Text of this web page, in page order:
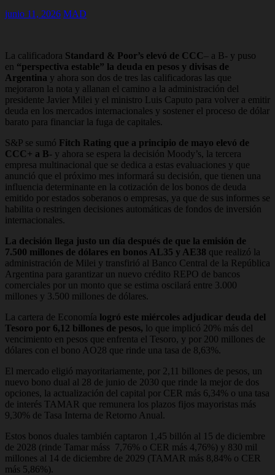
junio 11, 2026 MAD
La calificadora Standard & Poor’s elevó de CCC– a B- y puso
en “perspectiva estable” la deuda en pesos y divisas de
Argentina y ahora son dos de tres las calificadoras las que
mejoraron la nota y allanan el camino a la administración del
presidente Javier Milei y el ministro Luis Caputo para volver a emitir
deuda en los mercados internacionales y sostener el proceso de dólar
barato para financiar la fuga de capitales.
S&P se sumó Fitch Rating que a principio de mayo elevó de
CCC+ a B- y ahora se espera la decisión Moody’s, la tercera
empresa multinacional que se dedica a estas evaluaciones y que
anunció que el próximo mes informará su decisión, que tienen una
influencia determinante en la cotización de los bonos de deuda
emitido por estados soberanos o empresas, ya que de sus informes se
habilita o restringen decisiones automáticas de fondos de inversión
internacionales.
La decisión llega justo un día después de que la emisión de
7.500 millones de dólares en bonos AL35 y AE38 que realizó la
administración de Milei y transfirió al Banco Central de la República
Argentina para garantizar un nuevo crédito REPO de bancos
comerciales por un monto que se estima oscilará entre 3.000
millones y 3.500 millones de dólares.
La cartera de Economía logró este miércoles adjudicar deuda del
Tesoro por 6,12 billones de pesos, lo que implicó 20% más del
vencimiento en pesos que enfrenta el Tesoro, y por 200 millones de
dólares con el bono AO28 que rinde una tasa de 8,63%.
El mercado eligió mayoritariamente, por 2,11 billones de pesos, un
nuevo bono dual al 28 de junio de 2030 que rinde la mejor de dos
opciones, la actualización del capital por CER más 6,34% o una tasa
de interés TAMAR que remunera los plazos fijos mayoristas más
9,30% de Tasa Interna de Retorno Anual.
Estos bonos duales también captaron 1,45 billón al 15 de diciembre
de 2028 (rinde Tamar máss 7,76% o CER más 4,76%) y 830 mil
millones al 14 de diciembre de 2029 (TAMAR más 8,84% o CER
más 5,86%).